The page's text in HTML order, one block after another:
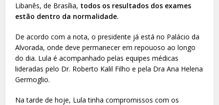
Libanês, de Brasília, todos os resultados dos exames
estão dentro da normalidade.
De acordo com a nota, o presidente já está no Palácio da
Alvorada, onde deve permanecer em repouoso ao longo
do dia. Lula é acompanhado pelas equipes médicas
lideradas pelo Dr. Roberto Kalil Filho e pela Dra Ana Helena
Germoglio.
Na tarde de hoje, Lula tinha compromissos com os